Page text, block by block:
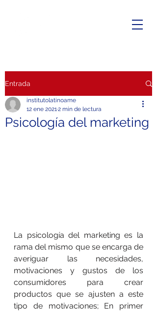
Entrada
Psicología del marketing
institutolatinoame
12 ene 20212 min de lectura
La psicología del marketing es la
rama del mismo que se encarga de
averiguar las necesidades,
motivaciones y gustos de los
consumidores para crear
productos que se ajusten a este
tipo de motivaciones; En primer